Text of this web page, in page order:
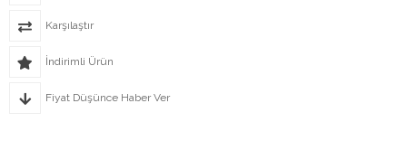
Karşılaştır
İndirimli Ürün
Fiyat Düşünce Haber Ver